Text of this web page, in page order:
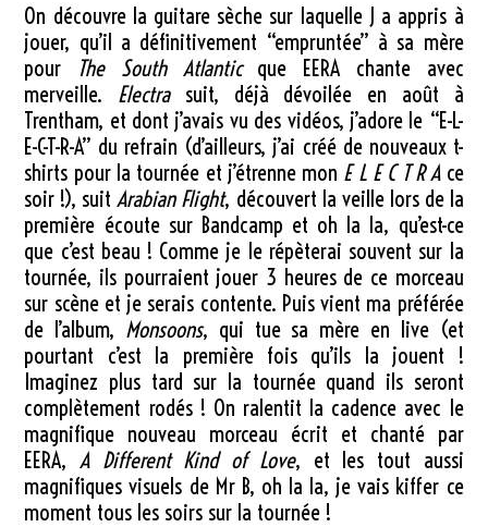
On découvre la guitare sèche sur laquelle J a appris à
jouer, qu’il a définitivement “empruntée” à sa mère
pour
The South Atlanticque EERA chante avec
merveille. Electrasuit, déjà dévoilée en août à
Trentham, et dont j’avais vu des vidéos, j’adore le “E-L-
E-C-T-R-A” du refrain (d’ailleurs, j’ai créé de nouveaux t-
shirts pour la tournée et j’étrenne mon E L E C T R Ace
soir !), suitArabian Flight, découvert la veille lors de la
première écoute sur Bandcamp et oh la la, qu’est-ce
que c’est beau ! Comme je le répèterai souvent sur la
tournée, ils pourraient jouer 3 heures de ce morceau
sur scène et je serais contente. Puis vient ma préférée
de l’album, Monsoons, qui tue sa mère en live (et
pourtant c’est la première fois qu’ils la jouent !
Imaginez plus tard sur la tournée quand ils seront
complètement rodés ! On ralentit la cadence avec le
magnifique nouveau morceau écrit et chanté par
EERA,A Different Kind of Love, et les tout aussi
magnifiques visuels de Mr B, oh la la, je vais kiffer ce
moment tous les soirs sur la tournée !